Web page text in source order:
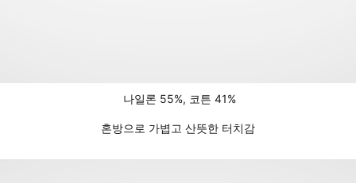
나일론 55%, 코튼 41%
혼방으로 가볍고 산뜻한 터치감